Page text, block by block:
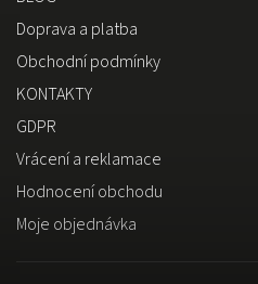
Doprava a platba
Obchodní podmínky
KONTAKTY
GDPR
Vrácení a reklamace
Hodnocení obchodu
Moje objednávka